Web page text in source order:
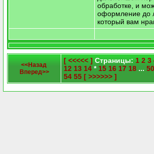
обработке, и
оформление до
который вам
<<Назад
Вперед>>
[ <<<<< ] Страницы: 1 2 3
12 13 14 * 15 16 17 18 ... 50
54 55 [ >>>>>> ]